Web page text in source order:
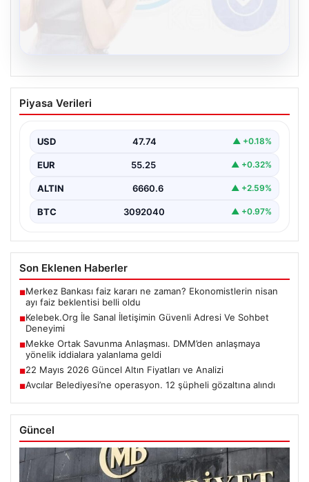
Kelebek.Org İle Sanal İletişimin Güvenli
Adresi Ve Sohbet Deneyimi
kurması kritik bir değer ifade etmektedir. Halen…
Piyasa Verileri
USD 47.74 ▲ +0.18%
EUR 55.25 ▲ +0.32%
ALTIN 6660.6 ▲ +2.59%
BTC 3092040 ▲ +0.97%
Son Eklenen Haberler
■Merkez Bankası faiz kararı ne zaman? Ekonomistlerin nisan
ayı faiz beklentisi belli oldu
■Kelebek.Org İle Sanal İletişimin Güvenli Adresi Ve Sohbet
Deneyimi
■Mekke Ortak Savunma Anlaşması. DMM’den anlaşmaya
yönelik iddialara yalanlama geldi
■22 Mayıs 2026 Güncel Altın Fiyatları ve Analizi
■Avcılar Belediyesi’ne operasyon. 12 şüpheli gözaltına alındı
Güncel